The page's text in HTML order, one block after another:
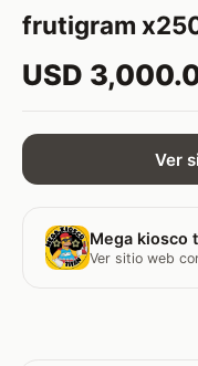
frutigram
USD
Ver
Mega kiosco
Ver sitio web